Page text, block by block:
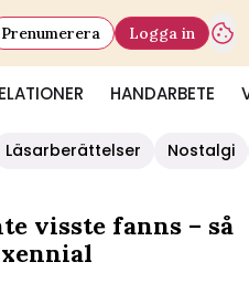
HANDARBETE
Prenumerera Logga in
Läsarberättelser
Nostalgi
visste fanns – så